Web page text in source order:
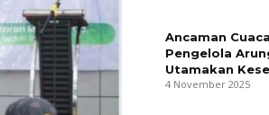
Ancaman
Pengelola
Utamakan
4 November 2025